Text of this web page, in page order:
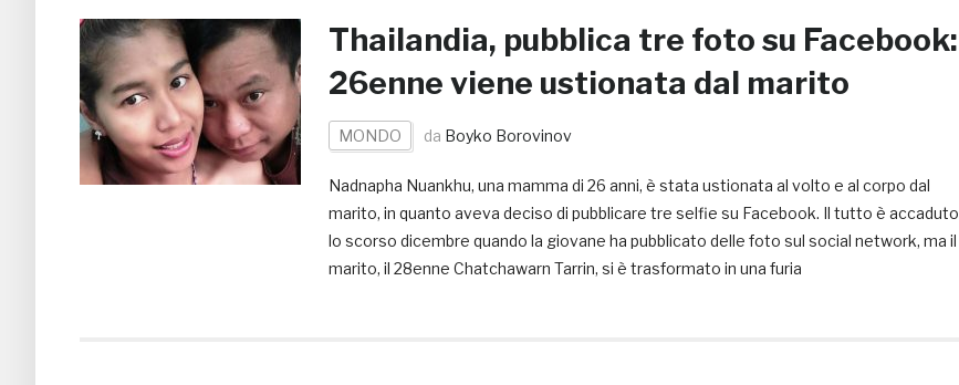
Thailandia, pubblica tre foto su Facebook:
26enne viene ustionata dal marito
MONDO da Boyko Borovinov
Nadnapha Nuankhu, una mamma di 26 anni, è stata ustionata al volto e al corpo dal
marito, in quanto aveva deciso di pubblicare tre selfie su Facebook. Il tutto è accaduto
lo scorso dicembre quando la giovane ha pubblicato delle foto sul social network, ma il
marito, il 28enne Chatchawarn Tarrin, si è trasformato in una furia